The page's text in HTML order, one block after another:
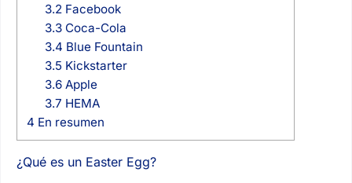
3.2Facebook
3.3Coca-Cola
3.4 Blue Fountain
3.5 Kickstarter
3.6Apple
3.7 HEMA
4 En resumen
¿Qué es un Easter Egg?